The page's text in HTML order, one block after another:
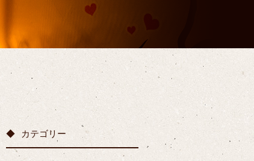
カテゴリー